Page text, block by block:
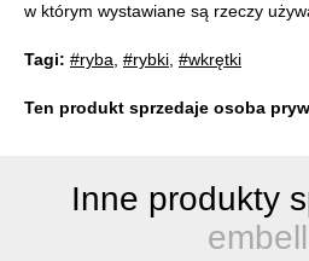
w którym wystawiane są rzeczy
Tagi: #ryba, #rybki, #wkrętki
Ten produkt sprzedaje osoba
Inne produkty